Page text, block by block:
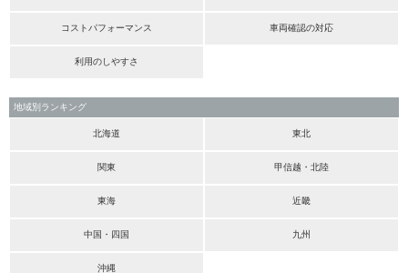
コストパフォーマンス 車両確認の対応
利用のしやすさ
地域別ランキング
北海道 東北
関東 甲信越・北陸
東海 近畿
中国・四国 九州
沖縄